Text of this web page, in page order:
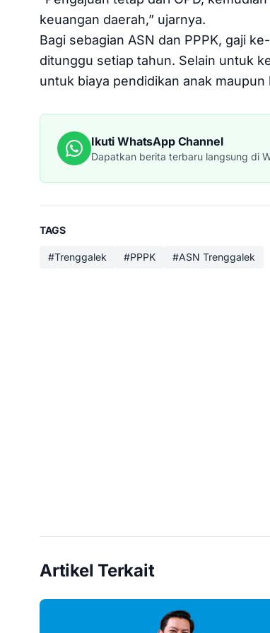
keuangan daerah,” ujarnya.
Bagi sebagian ASN dan PPPK, gaji
ditunggu setiap tahun. Selain untuk
untuk biaya pendidikan anak
Ikuti WhatsApp Channel
Dapatkan berita terbaru langsung di
TAGS
#Trenggalek #PPPK #ASN Trenggalek
Artikel Terkait